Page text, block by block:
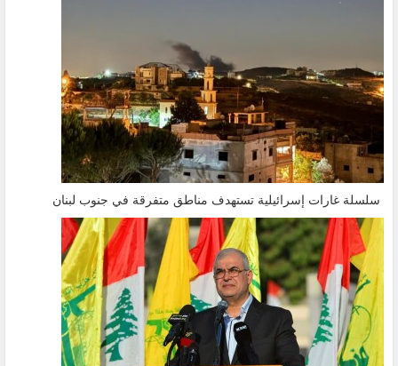
سلسلة غارات إسرائيلية تستهدف مناطق متفرقة في جنوب لبنان